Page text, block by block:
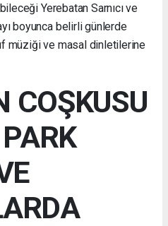
Yerebatan Sarnıcı ve
boyunca belirli günlerde
müziği ve masal dinletilerine
COŞKUSU